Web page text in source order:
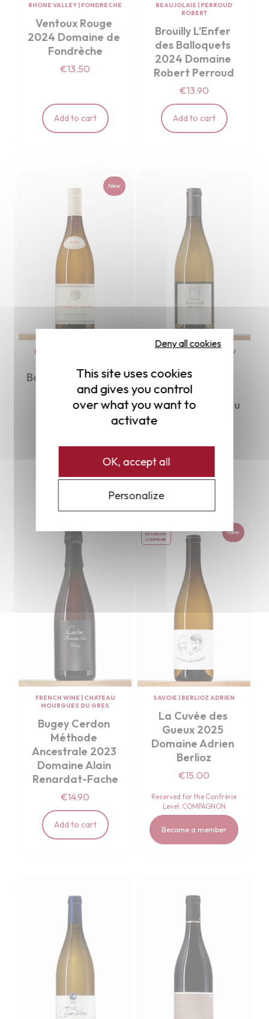
RHONE VALLEY | FONDRECHE
Ventoux Rouge
2024 Domaine de
Fondrèche
€13.50
Add to cart
BEAUJOLAIS | PERROUD
ROBERT
Brouilly L'Enfer
des Balloquets
2024 Domaine
Robert Perroud
€13.90
Add to cart
BURGUNDY
Bourgogne Aligoté
2025 Vincent
Bouzereau
New
RHONE VALLEY
CHATEAU
Pont du Gard
Terre d'Argence
2023 Mourgues du
FRENCH WINE | CHATEAU
MOURGUES DU GRES
Bugey Cerdon
Méthode
Ancestrale 2023
Domaine Alain
Renardat-Fache
€14.90
Add to cart
SAVOIE | BERLIOZ ADRIEN
La Cuvée des
Gueux 2025
Domaine Adrien
Berlioz
€15.00
Reserved for the Confrérie
Level: COMPAGNON
Become a member
New
RESERVED
CONFRÉRIE
This site uses cookies
and gives you control
over what you want to
activate
OK, accept all
Deny all cookies
Personalize